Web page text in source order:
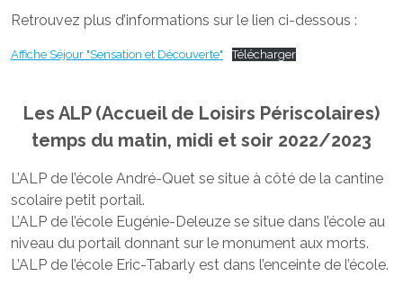
Retrouvez plus d’informations sur le lien ci-dessous :
Affiche Séjour "Sensation et Découverte" Télécharger
Les ALP (Accueil de Loisirs Périscolaires)
temps du matin, midi et soir 2022/2023
L’ALP de l’école André-Quet se situe à côté de la cantine
scolaire petit portail.
L’ALP de l’école Eugénie-Deleuze se situe dans l’école au
niveau du portail donnant sur le monument aux morts.
L’ALP de l’école Eric-Tabarly est dans l’enceinte de l’école.